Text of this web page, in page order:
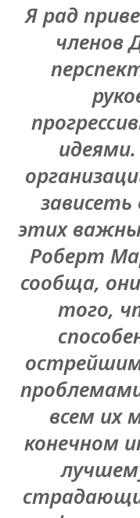
Я рад
членов
этих
Роберт
сообща,
того,
всем их
конечном